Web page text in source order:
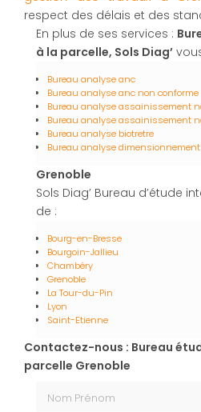
respect des délais et des
En plus de ses services :
à la parcelle, Sols Diag’
Bureau analyse anc
Bureau analyse anc non conforme
Bureau analyse assainissement
Bureau analyse assainissement
Bureau analyse biotretre
Bureau analyse dimensionnement
Grenoble
Sols Diag’ Bureau d’étude
de :
Bourg-en-Bresse
Bourgoin-Jallieu
Chambéry
Grenoble
La Tour-du-Pin
Lyon
Saint-Etienne
Contactez-nous : Bureau
parcelle Grenoble
Nom Prénom